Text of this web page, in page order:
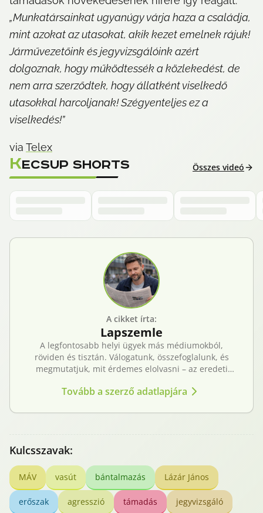
„Munkatársainkat ugyanúgy várja haza a családja,
mint azokat az utasokat, akik kezet emelnek rájuk!
Járművezetőink és jegyvizsgálóink azért
dolgoznak, hogy működtessék a közlekedést, de
nem arra szerződtek, hogy állatként viselkedő
utasokkal harcoljanak! Szégyenteljes ez a
viselkedés!”
via Telex
KECSUP SHORTS Összes videó
A cikket írta:
Lapszemle
A legfontosabb helyi ügyek más médiumokból,
röviden és tisztán. Válogatunk, összefoglalunk, és
megmutatjuk, mit érdemes elolvasni – az eredeti
Tovább a szerző adatlapjára
Kulcsszavak:
MÁV vasút bántalmazás Lázár János
erőszak agresszió támadás jegyvizsgáló